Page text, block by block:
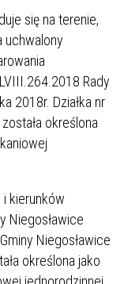
się na terenie,
uchwalony
Rady
2018r. Działka nr
określona
kierunków
Niegosławice
Niegosławice
określona jako